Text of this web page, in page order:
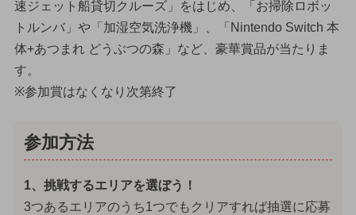
速ジェット船貸切クルーズ」をはじめ、「お掃除ロボッ
トルンバ」や「加湿空気洗浄機」、「Nintendo Switch 本
体+あつまれ どうぶつの森」など、豪華賞品が当たりま
す。
※参加賞はなくなり次第終了
参加方法
1、挑戦するエリアを選ぼう！
3つあるエリアのうち1つでもクリアすれば抽選に応募